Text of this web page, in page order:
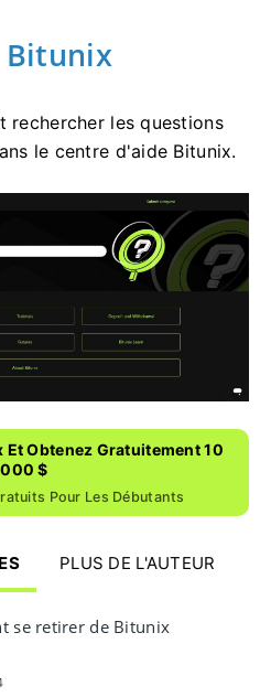
Bitunix
rechercher les questions
le centre d'aide Bitunix.
Obtenez Gratuitement 10
000 $
Pour Les Débutants
PLUS DE L'AUTEUR
se retirer de Bitunix